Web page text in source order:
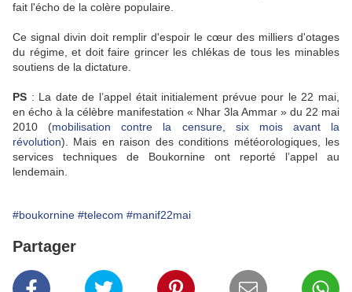
fait l'écho de la colère populaire.
Ce signal divin doit remplir d'espoir le cœur des milliers d'otages
du régime, et doit faire grincer les chlékas de tous les minables
soutiens de la dictature.
PS : La date de l’appel était initialement prévue pour le 22 mai,
en écho à la célèbre manifestation « Nhar 3la Ammar » du 22 mai
2010 (mobilisation contre la censure, six mois avant la
révolution). Mais en raison des conditions météorologiques, les
services techniques de Boukornine ont reporté l’appel au
lendemain.
#boukornine #telecom #manif22mai
Partager